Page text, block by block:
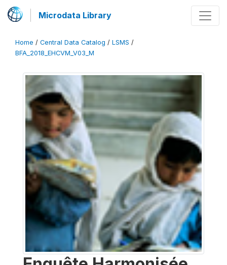
Microdata Library
Home / Central Data Catalog / LSMS /
BFA_2018_EHCVM_V03_M